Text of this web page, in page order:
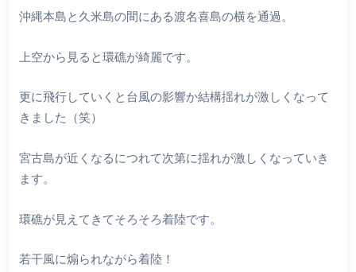
沖縄本島と久米島の間にある渡名喜島の横を通過。
上空から見ると環礁が綺麗です。
更に飛行していくと台風の影響か結構揺れが激しくなって
きました（笑）
宮古島が近くなるにつれて次第に揺れが激しくなっていき
ます。
環礁が見えてきてそろそろ着陸です。
若干風に煽られながら着陸！